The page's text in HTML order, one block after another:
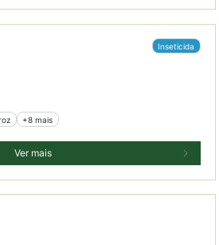
Inseticida
+8 mais
Ver mais